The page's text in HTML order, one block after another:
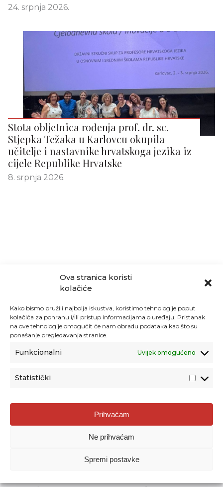
Ova stranica koristi
kolačiće
Kako bismo pružili najbolja iskustva, koristimo tehnologije poput
kolačića za pohranu i/ili pristup informacijama o uređaju. Pristanak
na ove tehnologije omogućit će nam obradu podataka kao što su
ponašanje pregledavanja stranice.
Funkcionalni Uvijek omogućeno
Statistički
Prihvaćam
Ne prihvaćam
Spremi postavke
24. srpnja 2026.
Stota obljetnica rođenja prof. dr. sc.
Stjepka Težaka u Karlovcu okupila
učitelje i nastavnike hrvatskoga jezika iz
cijele Republike Hrvatske
8. srpnja 2026.
Agencija za odgoj i obrazovanje
Donje Svetice 38, 10000 Zagreb
1778129
Prenošenje sadržaja dopušteno je uz navođenje izvora.